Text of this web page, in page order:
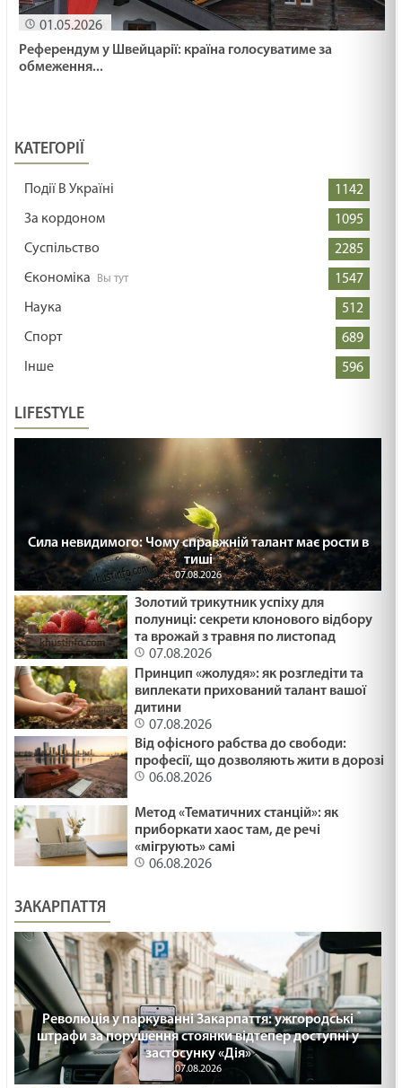
01.05.2026
Референдум у Швейцарії: країна голосуватиме за
обмеження...
КАТЕГОРІЇ
Події В Україні
1142
За кордоном
1095
Суспільство
2285
Єкономіка
1547
Наука
512
Спорт
689
Інше
596
LIFESTYLE
Сила невидимого: Чому справжній талант має рости в
тиші
07.08.2026
Золотий трикутник успіху для
полуниці: секрети клонового відбору
та врожай з травня по листопад
07.08.2026
Принцип «жолудя»: як розгледіти та
виплекати прихований талант вашої
дитини
07.08.2026
Від офісного рабства до свободи:
професії, що дозволяють жити в дорозі
06.08.2026
Метод «Тематичних станцій»: як
приборкати хаос там, де речі
«мігрують» самі
06.08.2026
ЗАКАРПАТТЯ
Революція у паркуванні Закарпаття: ужгородські
штрафи за порушення стоянки відтепер доступні у
застосунку «Дія»
07.08.2026